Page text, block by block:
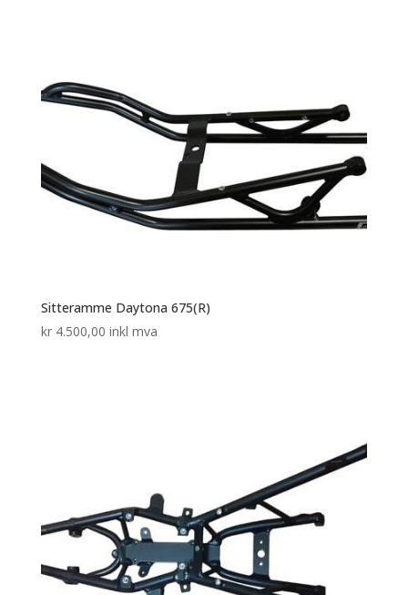
Sitteramme Daytona 675(R)
kr4.500,00 inkl mva